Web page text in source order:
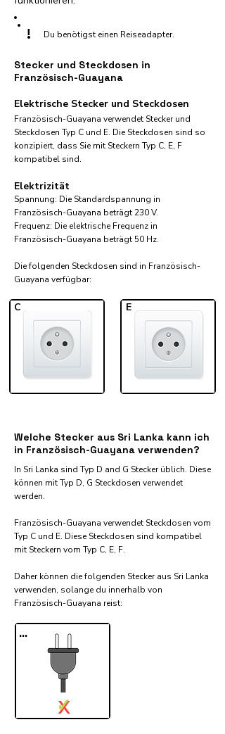
! Du benötigst einen Reiseadapter.
Stecker und Steckdosen in
Französisch-Guayana
Elektrische Stecker und Steckdosen
Französisch-Guayana verwendet Stecker und
Steckdosen Typ C und E. Die Steckdosen sind so
konzipiert, dass Sie mit Steckern Typ C, E, F
kompatibel sind.
Elektrizität
Spannung: Die Standardspannung in
Französisch-Guayana beträgt 230 V.
Frequenz: Die elektrische Frequenz in
Französisch-Guayana beträgt 50 Hz.
Die folgenden Steckdosen sind in Französisch-
Guayana verfügbar:​
C E
Welche Stecker aus Sri Lanka kann ich
in Französisch-Guayana verwenden?
In Sri Lanka sind Typ D and G Stecker üblich. Diese
können mit Typ D, G Steckdosen verwendet
werden.
Französisch-Guayana verwendet Steckdosen vom
Typ C und E. Diese Steckdosen sind kompatibel
mit Steckern vom Typ C, E, F.
Daher können die folgenden Stecker aus Sri Lanka
verwenden, solange du innerhalb von
Französisch-Guayana reist:​
...
X
✓